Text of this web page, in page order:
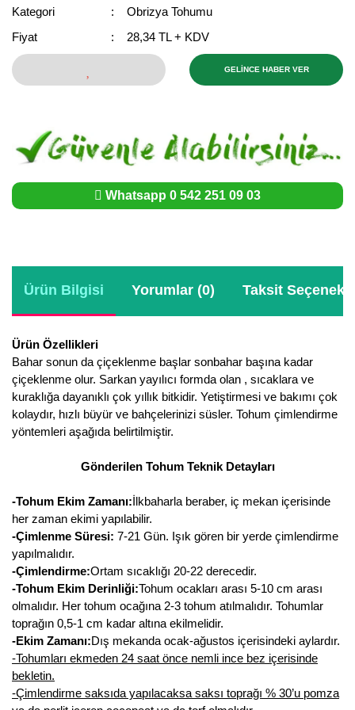
Kategori
Obrizya Tohumu
Fiyat
28,34 TL + KDV
GELİNCE HABER VER
Whatsapp 0 542 251 09 03
Ürün Bilgisi Yorumlar (0) Taksit
Ürün Özellikleri
Bahar sonun da çiçeklenme başlar sonbahar başına kadar
çiçeklenme olur. Sarkan yayılıcı formda olan , sıcaklara ve
kuraklığa dayanıklı çok yıllık bitkidir. Yetiştirmesi ve bakımı çok
kolaydır, hızlı büyür ve bahçelerinizi süsler. Tohum çimlendirme
yöntemleri aşağıda belirtilmiştir.
Gönderilen Tohum Teknik Detayları
-Tohum Ekim Zamanı:İlkbaharla beraber, iç mekan içerisinde
her zaman ekimi yapılabilir.
-Çimlenme Süresi: 7-21 Gün. Işık gören bir yerde çimlendirme
yapılmalıdır.
-Çimlendirme:Ortam sıcaklığı 20-22 derecedir.
-Tohum Ekim Derinliği:Tohum ocakları arası 5-10 cm arası
olmalıdır. Her tohum ocağına 2-3 tohum atılmalıdır. Tohumlar
toprağın 0,5-1 cm kadar altına ekilmelidir.
-Ekim Zamanı:Dış mekanda ocak-ağustos içerisindeki aylardır.
-Tohumları ekmeden 24 saat önce nemli ince bez içerisinde
bekletin.
-Çimlendirme saksıda yapılacaksa saksı toprağı % 30’u pomza
Goji Berry Fidanı
Kapari Gebre Otu Fidanı
Keçiboynuzu Fidanı
Kızılcık Fidanı
Kocayemiş Fidanı
Kuşburnu Fidanı
Malta Eriği Fidanı
Mango Fidanı
Melez Meyveler
Muşmula Fidanı
Muz Fidanı